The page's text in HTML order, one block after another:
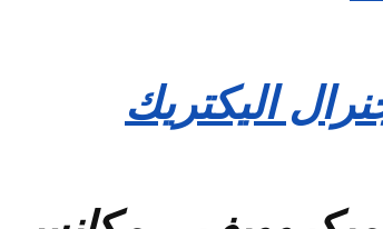
اليكتريك